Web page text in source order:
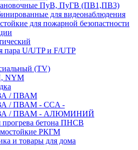
ПуВ, ПуГВ (ПВ1,ПВ3)
для видеонаблюдения
для пожарной безопастности
пара U/UTP и F/UTP
(TV)
NYM
/ ПВАМ
/ ПВАМ - CCA -
/ ПВАМ - АЛЮМИНИЙ
прогрева бетона ПНСВ
РКГМ
и товары для дома